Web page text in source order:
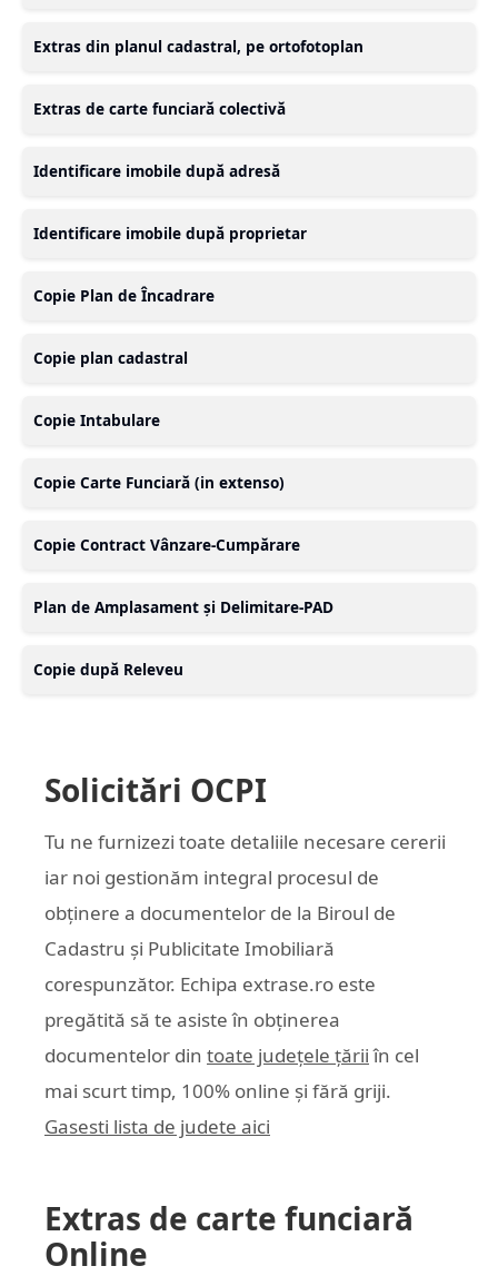
Extras din planul cadastral, pe ortofotoplan
Extras de carte funciară colectivă
Identificare imobile după adresă
Identificare imobile după proprietar
Copie Plan de Încadrare
Copie plan cadastral
Copie Intabulare
Copie Carte Funciară (in extenso)
Copie Contract Vânzare-Cumpărare
Plan de Amplasament și Delimitare-PAD
Copie după Releveu
Solicitări OCPI
Tu ne furnizezi toate detaliile necesare cererii
iar noi gestionăm integral procesul de
obținere a documentelor de la Biroul de
Cadastru și Publicitate Imobiliară
corespunzător. Echipa extrase.ro este
pregătită să te asiste în obținerea
documentelor din toate județele țării în cel
mai scurt timp, 100% online și fără griji.
Gasesti lista de judete aici
Extras de carte funciară
Online